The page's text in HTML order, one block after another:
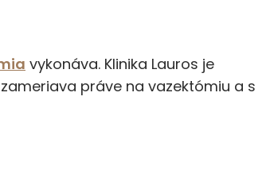
vykonáva. Klinika Lauros je
práve na vazektómiu a s